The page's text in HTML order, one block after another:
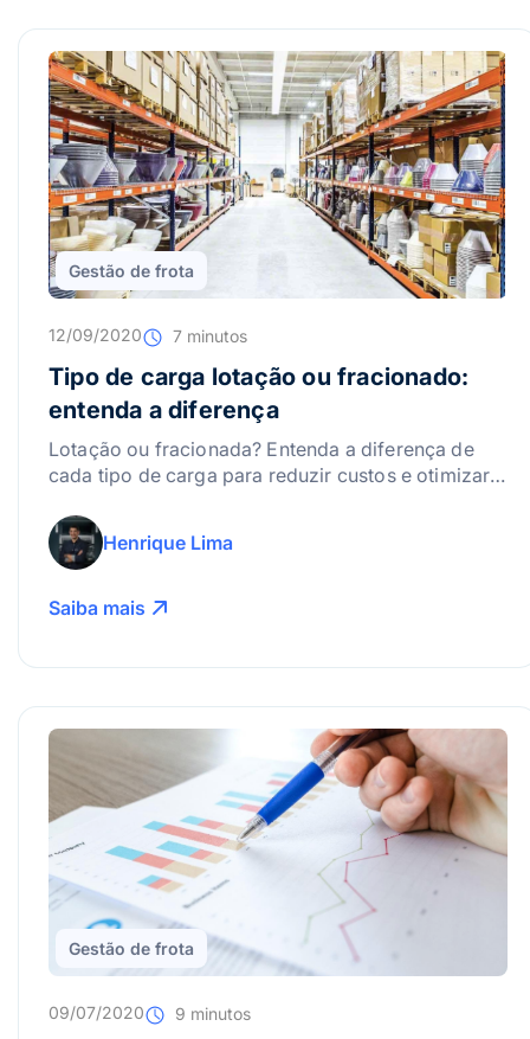
Gestão de frota
12/09/2020 7 minutos
Tipo de carga lotação ou fracionado:
entenda a diferença
Lotação ou fracionada? Entenda a diferença de
cada tipo de carga para reduzir custos e otimizar
Henrique Lima
Saiba mais
Gestão de frota
09/07/2020 9 minutos